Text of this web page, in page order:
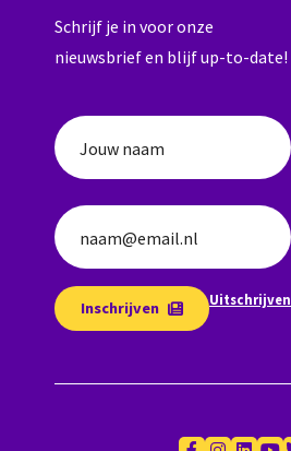
Schrijf je in voor onze
nieuwsbrief en blijf up-to-date!
Jouw naam
naam@email.nl
Inschrijven Uitschrijven